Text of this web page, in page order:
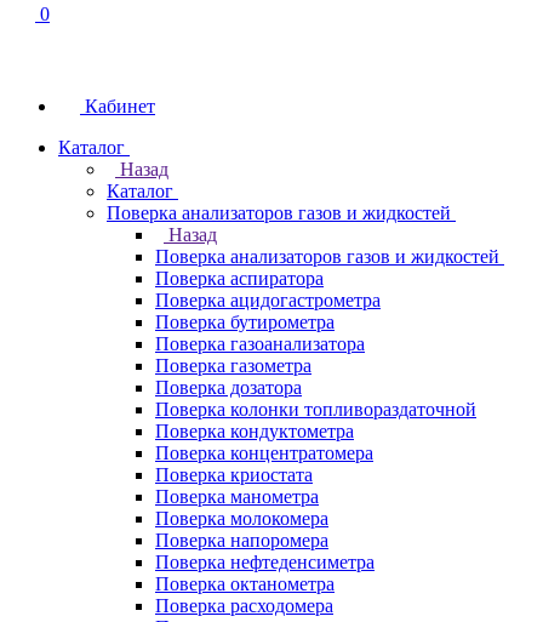
0
Кабинет
Каталог
Назад
Каталог
Поверка анализаторов газов и жидкостей
Назад
Поверка анализаторов газов и жидкостей
Поверка аспиратора
Поверка ацидогастрометра
Поверка бутирометра
Поверка газоанализатора
Поверка газометра
Поверка дозатора
Поверка колонки топливораздаточной
Поверка кондуктометра
Поверка концентратомера
Поверка криостата
Поверка манометра
Поверка молокомера
Поверка напоромера
Поверка нефтеденсиметра
Поверка октанометра
Поверка расходомера